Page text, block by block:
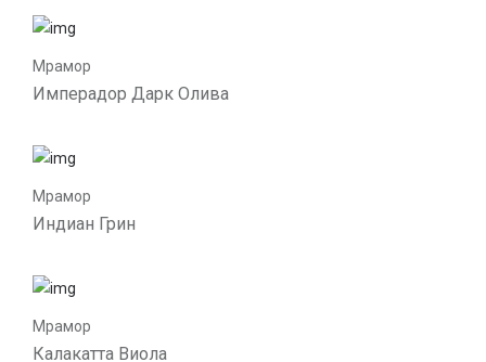
Мрамор
Имперадор Дарк Олива
Мрамор
Индиан Грин
Мрамор
Калакатта Виола